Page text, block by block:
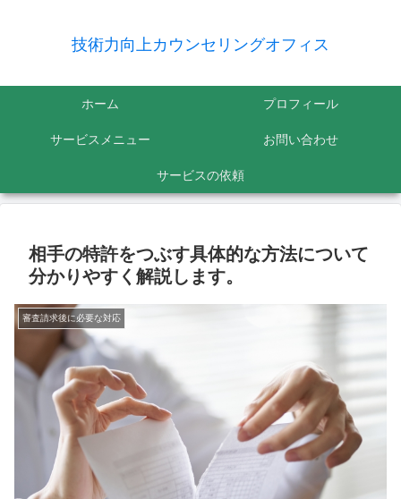
技術力向上カウンセリングオフィス
ホーム プロフィール
サービスメニュー お問い合わせ
サービスの依頼
相手の特許をつぶす具体的な方法について
分かりやすく解説します。
審査請求後に必要な対応